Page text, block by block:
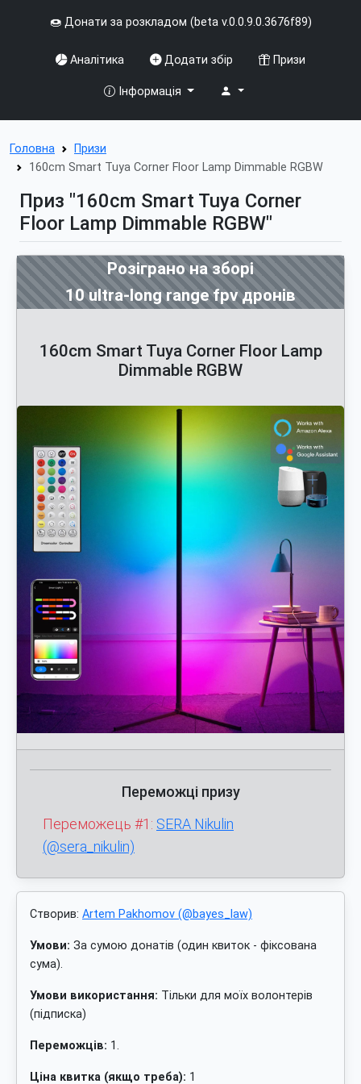
🍩 Донати за розкладом (beta v.0.0.9.0.3676f89)
Аналітика Додати збір Призи
Інформація
Головна
Призи
160cm Smart Tuya Corner Floor Lamp Dimmable RGBW
Приз "160cm Smart Tuya Corner
Floor Lamp Dimmable RGBW"
Розіграно на зборі
10 ultra-long range fpv дронів
160cm Smart Tuya Corner Floor Lamp
Dimmable RGBW
Переможці призу
Переможець #1: SERA Nikulin
(@sera_nikulin)
Створив: Artem Pakhomov (@bayes_law)
Умови: За сумою донатів (один квиток - фіксована
сума).
Умови використання: Тільки для моїх волонтерів
(підписка)
Переможців: 1.
Ціна квитка (якщо треба): 1